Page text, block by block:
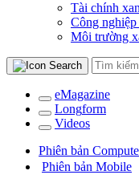
Tài chính
Công nghiệp
Môi trường
eMagazine
Longform
Videos
Phiên bản
Phiên bản Mobile